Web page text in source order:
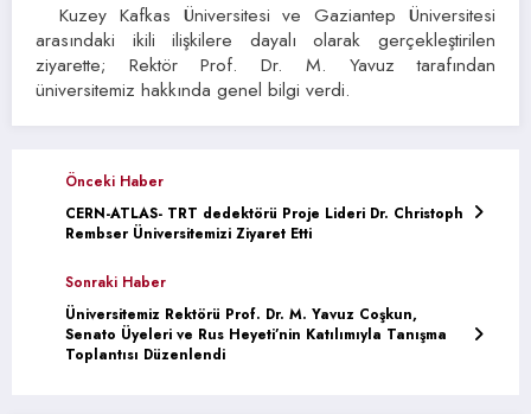
Kuzey Kafkas Üniversitesi ve Gaziantep Üniversitesi
arasındaki ikili ilişkilere dayalı olarak gerçekleştirilen
ziyarette; Rektör Prof. Dr. M. Yavuz tarafından
üniversitemiz hakkında genel bilgi verdi.
Önceki Haber
CERN-ATLAS- TRT dedektörü Proje Lideri Dr. Christoph
Rembser Üniversitemizi Ziyaret Etti
Sonraki Haber
Üniversitemiz Rektörü Prof. Dr. M. Yavuz Coşkun,
Senato Üyeleri ve Rus Heyeti’nin Katılımıyla Tanışma
Toplantısı Düzenlendi